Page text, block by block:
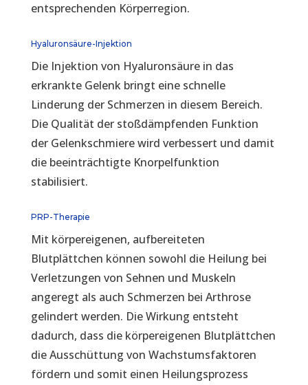
entsprechenden Körperregion.
Hyaluronsäure-Injektion
Die Injektion von Hyaluronsäure in das
erkrankte Gelenk bringt eine schnelle
Linderung der Schmerzen in diesem Bereich.
Die Qualität der stoßdämpfenden Funktion
der Gelenkschmiere wird verbessert und damit
die beeinträchtigte Knorpelfunktion
stabilisiert.
PRP-Therapie
Mit körpereigenen, aufbereiteten
Blutplättchen können sowohl die Heilung bei
Verletzungen von Sehnen und Muskeln
angeregt als auch Schmerzen bei Arthrose
gelindert werden. Die Wirkung entsteht
dadurch, dass die körpereigenen Blutplättchen
die Ausschüttung von Wachstumsfaktoren
fördern und somit einen Heilungsprozess